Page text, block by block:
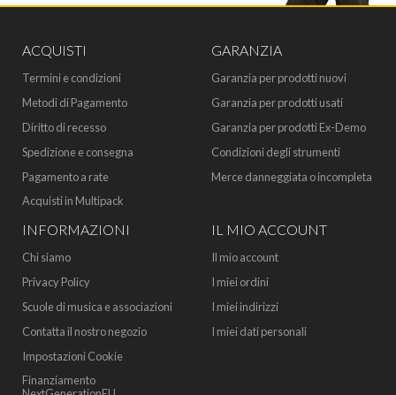
ACQUISTI
Termini e condizioni
Metodi di Pagamento
Diritto di recesso
Spedizione e consegna
Pagamento a rate
Acquisti in Multipack
GARANZIA
Garanzia per prodotti nuovi
Garanzia per prodotti usati
Garanzia per prodotti Ex-Demo
Condizioni degli strumenti
Merce danneggiata o incompleta
INFORMAZIONI
Chi siamo
Privacy Policy
Scuole di musica e associazioni
Contatta il nostro negozio
Impostazioni Cookie
Finanziamento
IL MIO ACCOUNT
Il mio account
I miei ordini
I miei indirizzi
I miei dati personali